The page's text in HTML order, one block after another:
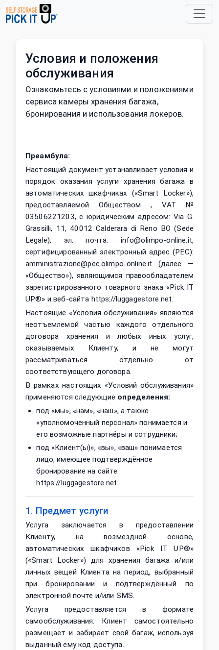
Условия и положения
обслуживания
Ознакомьтесь с условиями и положениями
сервиса камеры хранения багажа,
бронирования и использования локеров.
Преамбула:
Настоящий документ устанавливает условия и
порядок оказания услуги хранения багажа в
автоматических шкафчиках («Smart Locker»),
предоставляемой Обществом , VAT №
03506221203, с юридическим адресом: Via G.
Grassilli, 11, 40012 Calderara di Reno BO (Sede
Legale), эл. почта: info@olimpo-online.it,
сертифицированный электронный адрес (PEC):
amministrazione@pec.olimpo-online.it (далее —
«Общество»), являющимся правообладателем
зарегистрированного товарного знака «Pick IT
UP®» и веб‑сайта https://luggagestore.net.
Настоящие «Условия обслуживания» являются
неотъемлемой частью каждого отдельного
договора хранения и любых иных услуг,
оказываемых Клиенту, и не могут
рассматриваться отдельно от
соответствующего договора.
В рамках настоящих «Условий обслуживания»
применяются следующие определения:
под «мы», «нам», «наш», а также
«уполномоченный персонал» понимается и
его возможные партнёры и сотрудники;
под «Клиент(ы)», «вы», «ваш» понимается
лицо, имеющее подтверждённое
бронирование на сайте
https://luggagestore.net.
1. Предмет услуги
Услуга заключается в предоставлении
Клиенту, на возмездной основе,
автоматических шкафчиков «Pick IT UP®»
(«Smart Locker») для хранения багажа и/или
личных вещей Клиента на период, выбранный
при бронировании и подтверждённый по
электронной почте и/или SMS.
Услуга предоставляется в формате
самообслуживания: Клиент самостоятельно
размещает и забирает свой багаж, используя
выданный ему код доступа.